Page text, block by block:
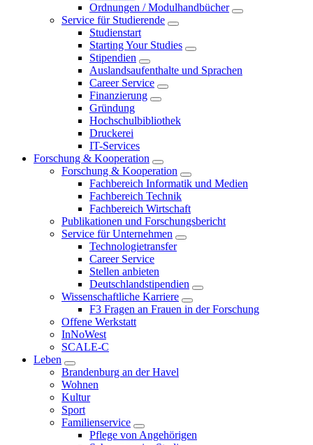
Ordnungen / Modulhandbücher
Service für Studierende
Studienstart
Starting Your Studies
Stipendien
Auslandsaufenthalte und Sprachen
Career Service
Finanzierung
Gründung
Hochschulbibliothek
Druckerei
IT-Services
Forschung & Kooperation
Forschung & Kooperation
Fachbereich Informatik und Medien
Fachbereich Technik
Fachbereich Wirtschaft
Publikationen und Forschungsbericht
Service für Unternehmen
Technologietransfer
Career Service
Stellen anbieten
Deutschlandstipendien
Wissenschaftliche Karriere
F3 Fragen an Frauen in der Forschung
Offene Werkstatt
InNoWest
SCALE-C
Leben
Brandenburg an der Havel
Wohnen
Kultur
Sport
Familienservice
Pflege von Angehörigen